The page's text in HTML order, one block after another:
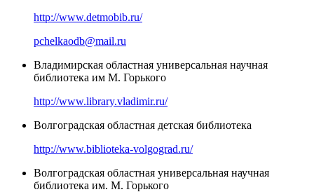
http://www.detmobib.ru/
pchelkaodb@mail.ru
Владимирская областная универсальная научная
библиотека им М. Горького
http://www.library.vladimir.ru/
Волгоградская областная детская библиотека
http://www.biblioteka-volgograd.ru/
Волгоградская областная универсальная научная
библиотека им. М. Горького